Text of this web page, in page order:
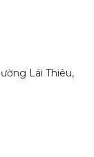
Lái Thiêu,